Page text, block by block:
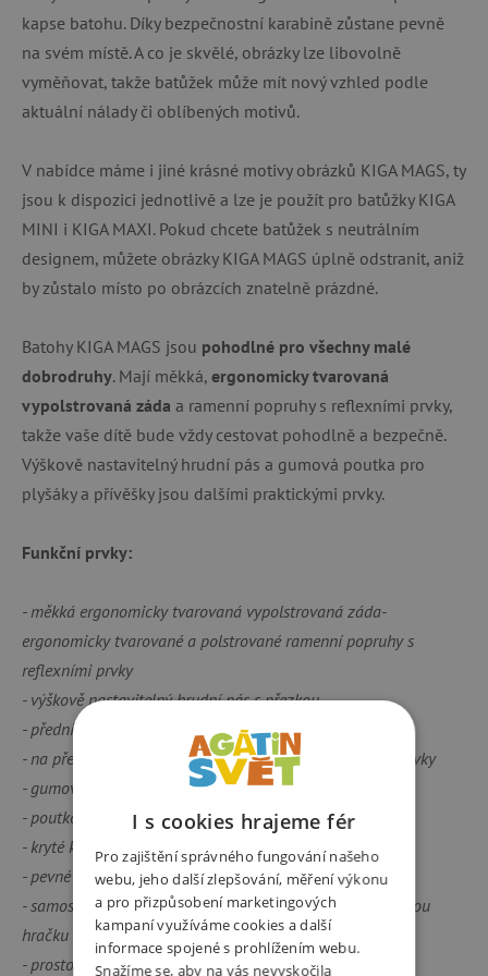
kapse batohu. Díky bezpečnostní karabině zůstane pevně
na svém místě. A co je skvělé, obrázky lze libovolně
vyměňovat, takže batůžek může mít nový vzhled podle
aktuální nálady či oblíbených motivů.
V nabídce máme i jiné krásné motivy obrázků KIGA MAGS, ty
jsou k dispozici jednotlivě a lze je použít pro batůžky KIGA
MINI i KIGA MAXI. Pokud chcete batůžek s neutrálním
designem, můžete obrázky KIGA MAGS úplně odstranit, aniž
by zůstalo místo po obrázcích znatelně prázdné.
Batohy KIGA MAGS jsou pohodlné pro všechny malé
dobrodruhy. Mají měkká, ergonomicky tvarovaná
vypolstrovaná záda a ramenní popruhy s reflexními prvky,
takže vaše dítě bude vždy cestovat pohodlně a bezpečně.
Výškově nastavitelný hrudní pás a gumová poutka pro
plyšáky a přívěšky jsou dalšími praktickými prvky.
Funkční prvky:
- měkká ergonomicky tvarovaná vypolstrovaná záda-
ergonomicky tvarované a polstrované ramenní popruhy s
reflexními prvky
- výškově nastavitelný hrudní pás s přezkou
- přední kapsa s reflexním prvkem
- na přední straně batohu reflexní logo a další reflexní prvky
- gumová poutka pro pověšení přívěsků, plyšáků atd.
- poutko na zavěšení
- kryté kvalitní zipy, pro děti jsou snadno obsluhovatelné
- pevné dno ochrání před nečistotami a vlhkostí
- samostatná vnitřní přihrádka na převlečení nebo plyšovou
hračku
- prostor pro jmenovku uvnitř batohu
I s cookies hrajeme fér
Pro zajištění správného fungování našeho
webu, jeho další zlepšování, měření výkonu
a pro přizpůsobení marketingových
kampaní využíváme cookies a další
informace spojené s prohlížením webu.
Snažíme se, aby na vás nevyskočila